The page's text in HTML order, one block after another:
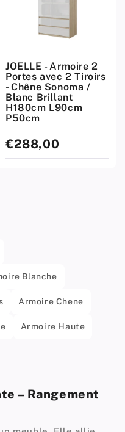
JOELLE - Armoire 2
Portes avec 2 Tiroirs
- Chêne Sonoma /
Blanc Brillant
H180cm L90cm
P50cm
Prix
standard
€288,00
Blanche
Armoire Chene
Armoire Haute
– Rangement